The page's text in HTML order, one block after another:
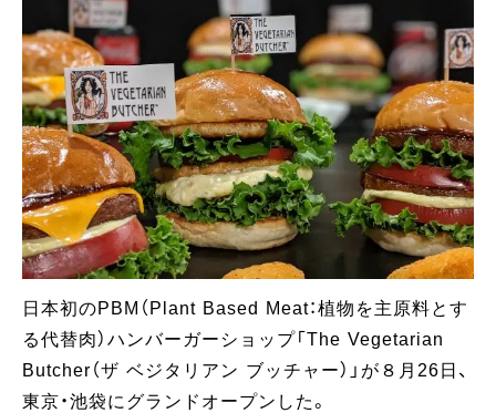
日本初のPBM（Plant Based Meat：植物を主原料とす
る代替肉）ハンバーガーショップ「The Vegetarian
Butcher（ザ ベジタリアン ブッチャー）」が８月26日、
東京・池袋にグランドオープンした。